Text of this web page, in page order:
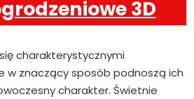
3D
charakterystycznymi
w znaczący sposób podnoszą ich
charakter. Świetnie